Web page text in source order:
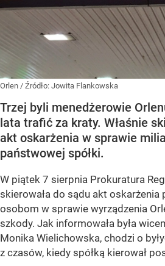
Orlen / Źródło: Jowita Flankowska
Trzej byli menedżerowie
lata trafić za kraty. Właśnie
akt oskarżenia w sprawie
państwowej spółki.
W piątek 7 sierpnia Prokuratura
skierowała do sądu akt oskarżenia
osobom w sprawie wyrządzenia
szkody. Jak informowała była
Monika Wielichowska, chodzi o
z czasów, kiedy spółką kierował